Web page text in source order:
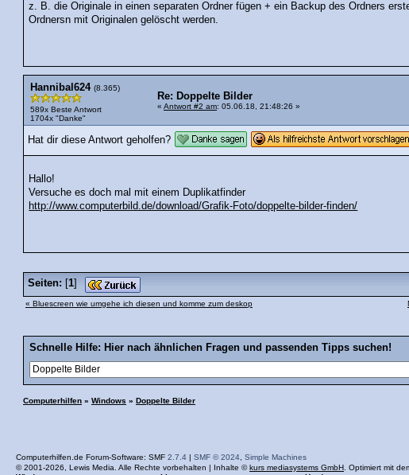
z. B. die Originale in einen separaten Ordner fügen + ein Backup des Ordners
Ordnersn mit Originalen gelöscht werden.
Hannibal624 (8.365)
589x Beste Antwort
1704x "Danke"
Re: Doppelte Bilder
« Antwort #2 am: 05.06.18, 21:48:26 »
Hat dir diese Antwort geholfen?
Hallo!
Versuche es doch mal mit einem Duplikatfinder
http://www.computerbild.de/download/Grafik-Foto/doppelte-bilder-finden/
Seiten: [1]
« Bluescreen wie umgehe ich diesen und komme zum deskop
Schnelle Hilfe: Hier nach ähnlichen Fragen und passenden Tipps suchen!
Computerhilfen » Windows » Doppelte Bilder
Computerhilfen.de Forum-Software: SMF 2.7.4 | SMF © 2024 Simple Machines
© 2001-2026, Lewis Media. Alle Rechte vorbehalten | Inhalte ©kurs mediasystems GmbH . Optimiert mit